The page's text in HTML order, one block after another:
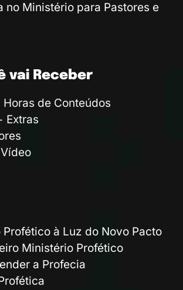
no Ministério para Pastores e
vai Receber
de Conteúdos
Extras
à Luz do Novo Pacto
Ministério Profético
a Profecia